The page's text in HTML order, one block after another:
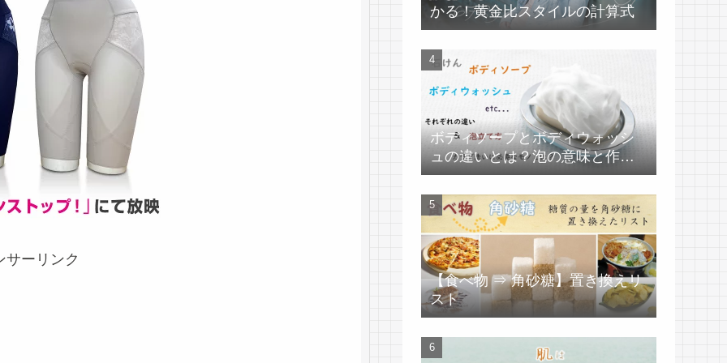
サーリンク
かる！黄金比スタイルの計算式
ボディソープとボディウォッシ
ュの違いとは？泡の意味と作り
方
【食べ物 ⇒ 角砂糖】置き換えリ
スト